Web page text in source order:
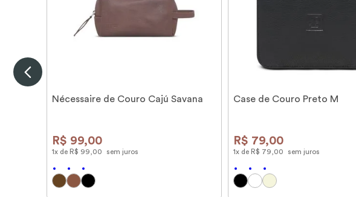
Nécessaire de Couro Cajú Savana
R$ 99,00
1x de R$ 99 00 sem juros
Case de Couro Preto M
R$ 79,00
1x de R$ 79 00 sem juros